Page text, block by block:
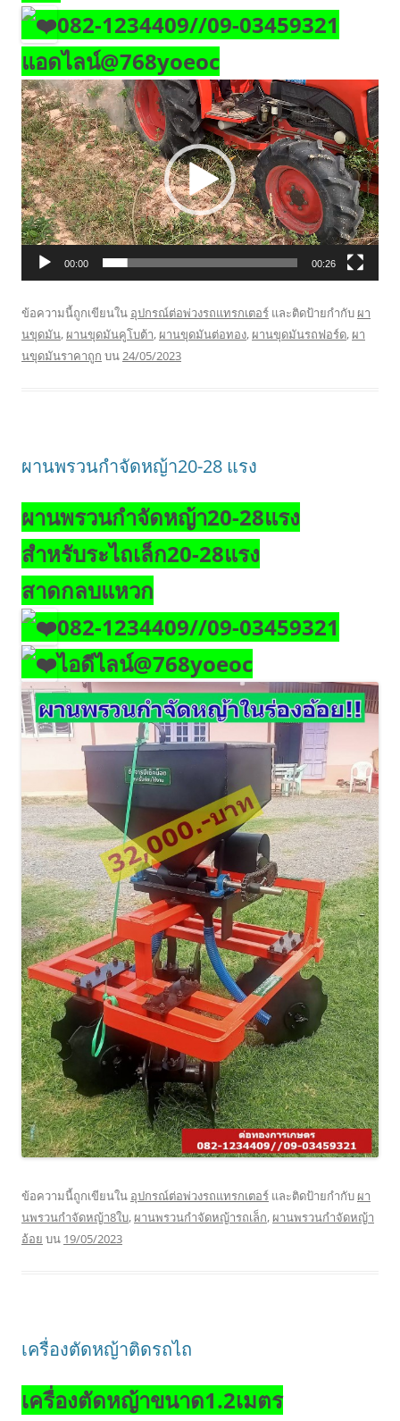
082-1234409//09-03459321
แอดไลน์@768yoeoc
ตัว
เล่น
ไฟล์
วิดีโอ
00:00 00:26
ข้อความนี้ถูกเขียนใน อุปกรณ์ต่อพ่วงรถแทรกเตอร์ และติดป้ายกำกับ ผา
นขุดมัน, ผานขุดมันคูโบต้า, ผานขุดมันต่อทอง, ผานขุดมันรถฟอร์ด, ผา
นขุดมันราคาถูก บน 24/05/2023
ผานพรวนกำจัดหญ้า20-28 แรง
ผานพรวนกำจัดหญ้า20-28แรง
สำหรับระไถเล็ก20-28แรง
สาดกลบแหวก
082-1234409//09-03459321
ไอดีไลน์@768yoeoc
ข้อความนี้ถูกเขียนใน อุปกรณ์ต่อพ่วงรถแทรกเตอร์ และติดป้ายกำกับ ผา
นพรวนกำจัดหญ้า8ใบ, ผานพรวนกำจัดหญ้ารถเล็ก, ผานพรวนกำจัดหญ้า
อ้อย บน 19/05/2023
เครื่องตัดหญ้าติดรถไถ
เครื่องตัดหญ้าขนาด1.2เมตร